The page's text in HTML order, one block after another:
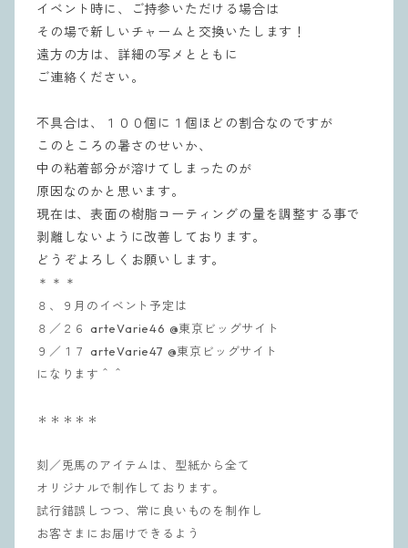
イベント時に、ご持参いただける場合は
その場で新しいチャームと交換いたします！
遠方の方は、詳細の写メとともに
ご連絡ください。
不具合は、１００個に１個ほどの割合なのですが
このところの暑さのせいか、
中の粘着部分が溶けてしまったのが
原因なのかと思います。
現在は、表面の樹脂コーティングの量を調整する事で
剥離しないように改善しております。
どうぞよろしくお願いします。
＊＊＊
８、９月のイベント予定は
８／２６ arteVarie46 @東京ビッグサイト
９／１７
arteVarie47 @東京ビッグサイト
になります＾＾
＊＊＊＊＊
刻／兎馬のアイテムは、型紙から全て
オリジナルで制作しております。
試行錯誤しつつ、常に良いものを制作し
お客さまにお届けできるよう